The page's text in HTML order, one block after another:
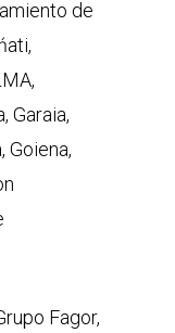
de
Garaia,
Goiena,
Fagor,